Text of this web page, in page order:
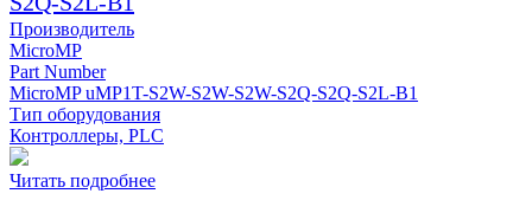
Производитель
MicroMP
Part Number
MicroMP uMP1T-S2W-S2W-S2W-S2Q-S2Q-S2L-B1
Тип оборудования
Контроллеры, PLC
Читать подробнее